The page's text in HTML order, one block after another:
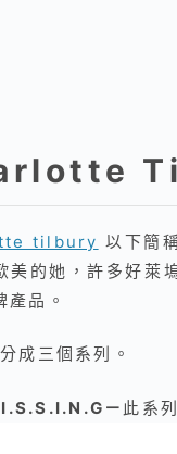
tilbury 以下簡
美的她，許多好萊
產品。
成三個系列。
－ 此系